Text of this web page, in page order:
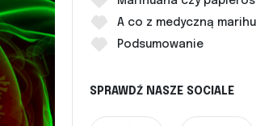
A co z medyczną
Podsumowanie
SPRAWDŹ NASZE SOCIALE